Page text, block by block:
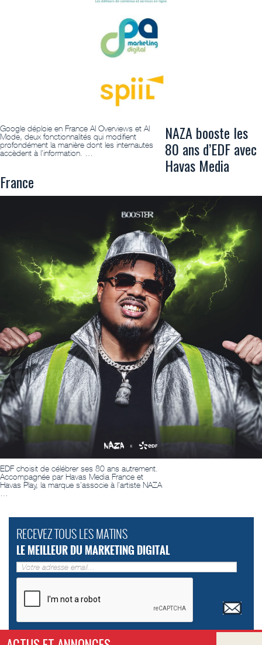
Google déploie en France AI Overviews et AI
Mode, deux fonctionnalités qui modifient
profondément la manière dont les internautes
accèdent à l’information. …
NAZA booste les
80 ans d’EDF avec
Havas Media
France
EDF choisit de célébrer ses 80 ans autrement.
Accompagnée par Havas Media France et
Havas Play, la marque s’associe à l’artiste NAZA
RECEVEZ TOUS LES MATINS
LE MEILLEUR DU MARKETING DIGITAL